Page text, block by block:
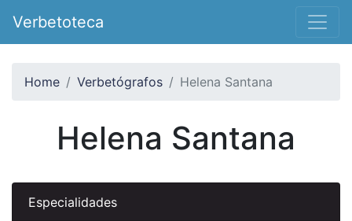
Verbetoteca
Home Verbetógrafos Helena Santana
Helena Santana
Especialidades